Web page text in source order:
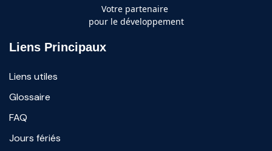
Votre partenaire
pour le développement
Liens Principaux
Liens utiles
Glossaire
FAQ
Jours fériés